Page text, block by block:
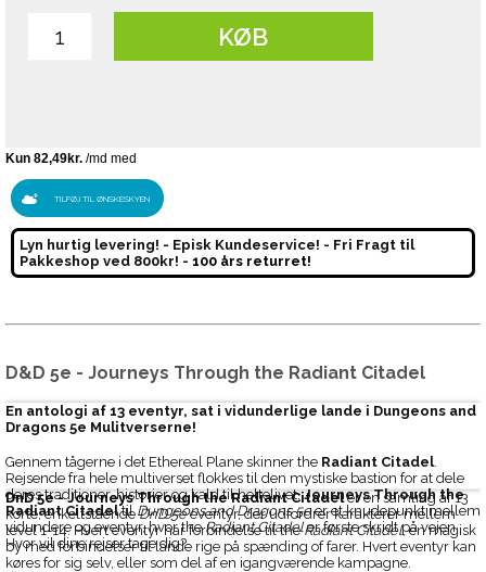
KØB
TILFØJ TIL ØNSKESKYEN
Lyn hurtig levering! - Episk Kundeservice! - Fri Fragt til
Pakkeshop ved 800kr! - 100 års returret!
D&D 5e - Journeys Through the Radiant Citadel
En antologi af 13 eventyr, sat i vidunderlige lande i Dungeons and
Dragons 5e Mulitverserne!
Gennem tågerne i det Ethereal Plane skinner the Radiant Citadel.
Rejsende fra hele multiverset flokkes til den mystiske bastion for at dele
deres traditioner, historier og kald til heltelivet.Journeys Through the
Radiant Citadeltil Dungeons and Dragons 5eer et knudepunkt mellem
vidundere og eventyr, hvor theRadiant Citadeler første skridt på vejen.
Hvor vil dine rejser tage dig?
DnD 5e - Journeys Through the Radiant Citadeler en samling af 13
korte, enkeltståendeDnD 5eeventyr, der udfordrer karakterer mellem
level 1-14. Hvert eventyr har forbindelse til theRadiant Citadel, en magisk
by med forbindelser til lande rige på spænding of farer. Hvert eventyr kan
køres for sig selv, eller som del af en igangværende kampagne.